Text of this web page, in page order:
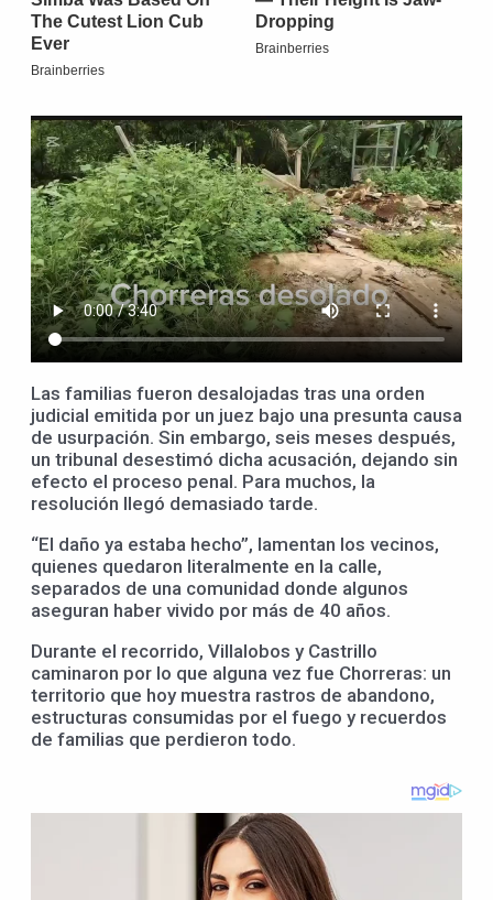
Las familias fueron desalojadas tras una orden
judicial emitida por un juez bajo una presunta causa
de usurpación. Sin embargo, seis meses después,
un tribunal desestimó dicha acusación, dejando sin
efecto el proceso penal. Para muchos, la
resolución llegó demasiado tarde.
“El daño ya estaba hecho”, lamentan los vecinos,
quienes quedaron literalmente en la calle,
separados de una comunidad donde algunos
aseguran haber vivido por más de 40 años.
Durante el recorrido, Villalobos y Castrillo
caminaron por lo que alguna vez fue Chorreras: un
territorio que hoy muestra rastros de abandono,
estructuras consumidas por el fuego y recuerdos
de familias que perdieron todo.